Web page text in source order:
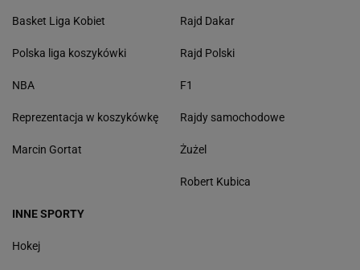
Basket Liga Kobiet
Polska liga koszykówki
NBA
Reprezentacja w koszykówkę
Marcin Gortat
Rajd Dakar
Rajd Polski
F1
Rajdy samochodowe
Żużel
Robert Kubica
INNE SPORTY
Hokej